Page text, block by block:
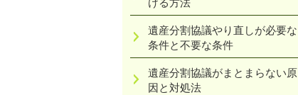
遺産分割協議やり直しが必要な
条件と不要な条件
遺産分割協議がまとまらない原
因と対処法